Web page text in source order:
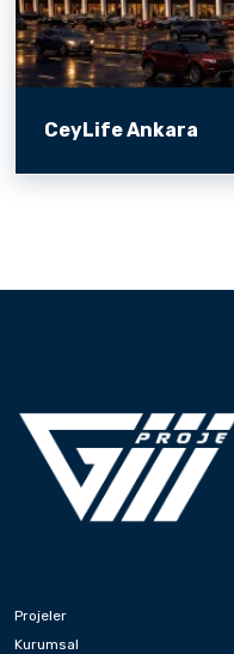
CeyLife Ankara
Projeler
Kurumsal